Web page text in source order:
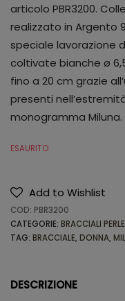
articolo PBR3200.
realizzato in Argento
speciale lavorazione
coltivate bianche ø
fino a 20 cm grazie
presenti
monogramma Miluna.
ESAURITO
Add to Wishlist
COD: PBR3200
CATEGORIE: BRACCIALI PERLE
TAG: BRACCIALE, DONNA,
DESCRIZIONE